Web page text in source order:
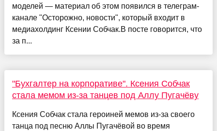
моделей — материал об этом появился в телеграм-
канале "Осторожно, новости", который входит в
медиахолдинг Ксении Собчак.В посте говорится, что
за п...
"Бухгалтер на корпоративе". Ксения Собчак
стала мемом из-за танцев под Аллу Пугачёву
Ксения Собчак стала героиней мемов из-за своего
танца под песню Аллы Пугачёвой во время